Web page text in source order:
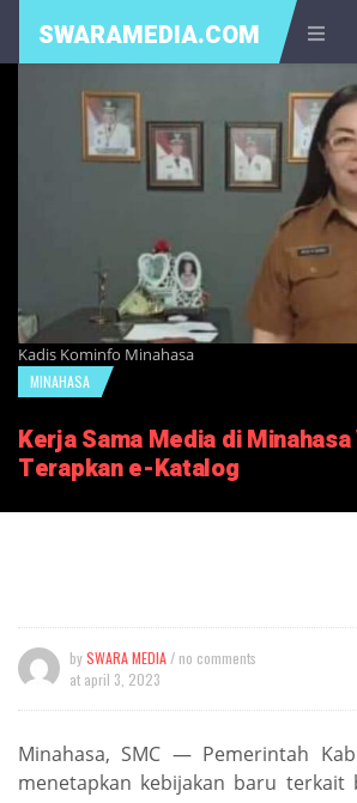
SWARAMEDIA.COM
Kadis Kominfo Minahasa
MINAHASA
Kerja Sama Media di Minahasa
Terapkan e-Katalog
bySWARA MEDIA / no comments
at april 3, 2023
Minahasa, SMC — Pemerintah
menetapkan kebijakan baru terkait